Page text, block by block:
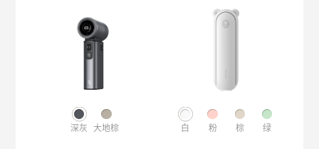
深灰 大地棕 白 粉 棕 绿